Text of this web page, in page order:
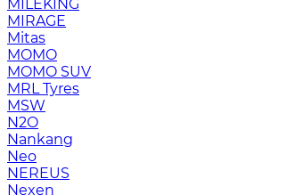
MILEKING
MIRAGE
Mitas
MOMO
MOMO SUV
MRL Tyres
MSW
N2O
Nankang
Neo
NEREUS
Nexen